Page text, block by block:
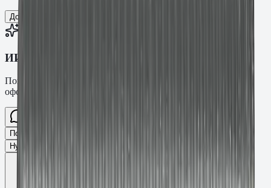
Добавить в корзину
ИИ-консультант Fasty
Помогу подобрать товар, расскажу характеристики и
оформлю заявку.
Подобрать размер
Нужен ТС/ТО